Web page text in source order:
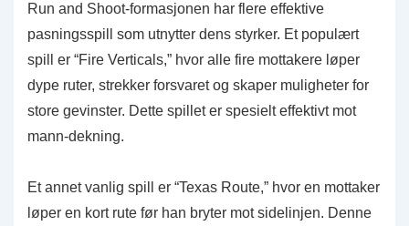
Run and Shoot-formasjonen har flere effektive
pasningsspill som utnytter dens styrker. Et populært
spill er “Fire Verticals,” hvor alle fire mottakere løper
dype ruter, strekker forsvaret og skaper muligheter for
store gevinster. Dette spillet er spesielt effektivt mot
mann-dekning.
Et annet vanlig spill er “Texas Route,” hvor en mottaker
løper en kort rute før han bryter mot sidelinjen. Denne